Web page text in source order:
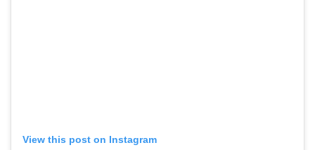
View this post on Instagram